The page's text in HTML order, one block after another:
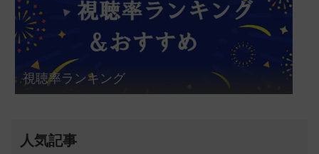
視聴率ランキング
人気記事